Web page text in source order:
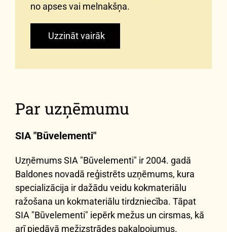
no apses vai melnakšņa.
Uzzināt vairāk
Par uzņēmumu
SIA "Būvelementi"
Uzņēmums SIA "Būvelementi" ir 2004. gadā
Baldones novadā reģistrēts uzņēmums, kura
specializācija ir dažādu veidu kokmateriālu
ražošana un kokmateriālu tirdzniecība. Tāpat
SIA "Būvelementi" iepērk mežus un cirsmas, kā
arī piedāvā mežizstrādes pakalpojumus.